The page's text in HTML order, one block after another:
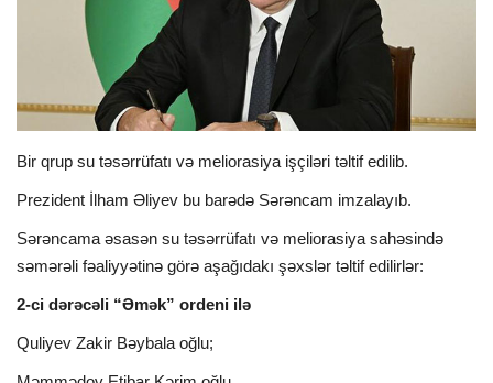
FORMULA 1
DÜNYA
Multimedia
Bir qrup su təsərrüfatı və meliorasiya işçiləri təltif edilib.
Prezident İlham Əliyev bu barədə Sərəncam imzalayıb.
Sərəncama əsasən su təsərrüfatı və meliorasiya sahəsində
səmərəli fəaliyyətinə görə aşağıdakı şəxslər təltif edilirlər:
2-ci dərəcəli “Əmək” ordeni ilə
Quliyev Zakir Bəybala oğlu;